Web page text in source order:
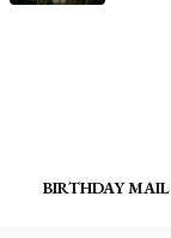
BIRTHDAY MAIL